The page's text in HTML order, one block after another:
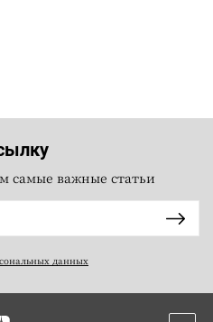
самые важные статьи
данных